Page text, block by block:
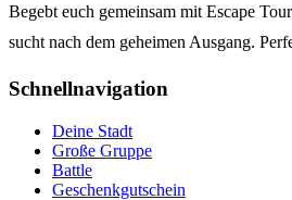
Begebt euch gemeinsam mit Escape
sucht nach dem geheimen Ausgang.
Schnellnavigation
Deine Stadt
Große Gruppe
Battle
Geschenkgutschein